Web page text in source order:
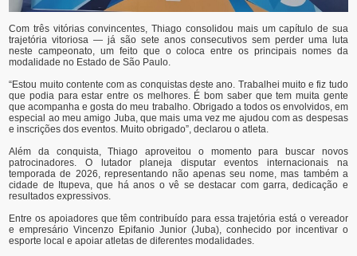
Com três vitórias convincentes, Thiago consolidou mais um capítulo de sua
trajetória vitoriosa — já são sete anos consecutivos sem perder uma luta
neste campeonato, um feito que o coloca entre os principais nomes da
modalidade no Estado de São Paulo.
“Estou muito contente com as conquistas deste ano. Trabalhei muito e fiz tudo
que podia para estar entre os melhores. É bom saber que tem muita gente
que acompanha e gosta do meu trabalho. Obrigado a todos os envolvidos, em
especial ao meu amigo Juba, que mais uma vez me ajudou com as despesas
e inscrições dos eventos. Muito obrigado”, declarou o atleta.
Além da conquista, Thiago aproveitou o momento para buscar novos
patrocinadores. O lutador planeja disputar eventos internacionais na
temporada de 2026, representando não apenas seu nome, mas também a
cidade de Itupeva, que há anos o vê se destacar com garra, dedicação e
resultados expressivos.
Entre os apoiadores que têm contribuído para essa trajetória está o vereador
e empresário Vincenzo Epifanio Junior (Juba), conhecido por incentivar o
esporte local e apoiar atletas de diferentes modalidades.